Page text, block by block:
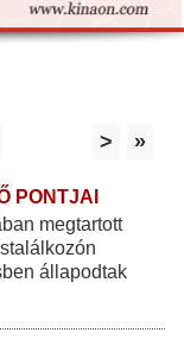
> »
PONTJAI
megtartott
állapodtak